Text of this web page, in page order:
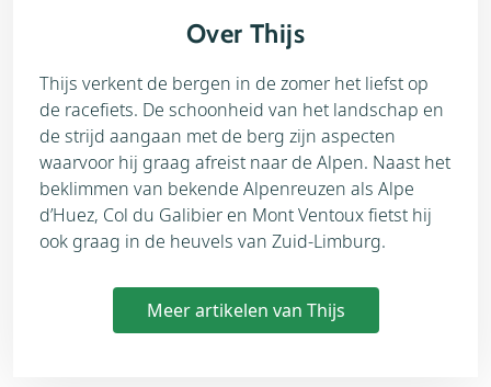
Over Thijs
Thijs verkent de bergen in de zomer het liefst op
de racefiets. De schoonheid van het landschap en
de strijd aangaan met de berg zijn aspecten
waarvoor hij graag afreist naar de Alpen. Naast het
beklimmen van bekende Alpenreuzen als Alpe
d’Huez, Col du Galibier en Mont Ventoux fietst hij
ook graag in de heuvels van Zuid-Limburg.
Meer artikelen van Thijs